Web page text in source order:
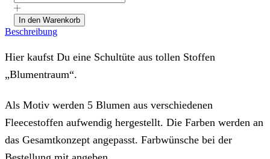
Stoff
"Blumentraum-
5
Blumen
Fleece"
versch.
und
Menge
In den Warenkorb
Beschreibung
Hier kaufst Du eine Schultüte aus tollen Stoffen
„Blumentraum“.
Als Motiv werden 5 Blumen aus verschiedenen
Fleecestoffen aufwendig hergestellt. Die Farben werden an
das Gesamtkonzept angepasst. Farbwünsche bei der